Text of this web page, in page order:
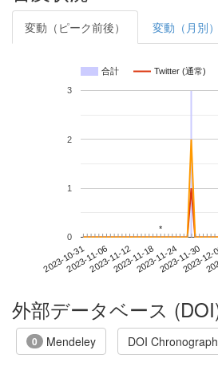
変動（ピーク前後） 変動（月別）
合計 Twitter (通常)
2023-10-312023-11-062023-11-122023-11-182023-11-242023-11-30
2023-
0
1
2
3
**
外部データベース
0 Mendeley DOI Chronograph